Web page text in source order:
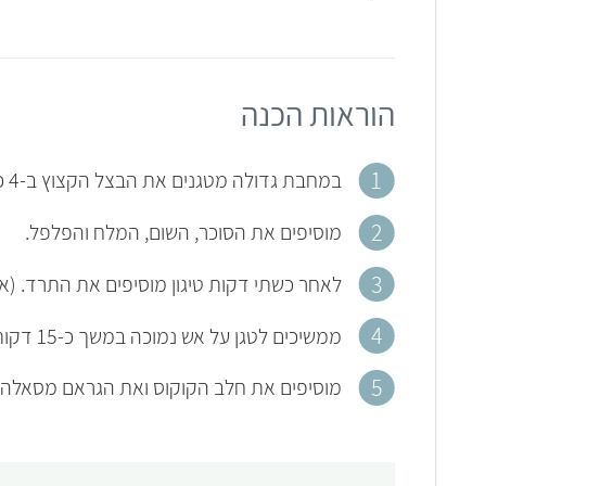
הוראות הכנה
במחבת גדולה מטגנים את הבצל הקצוץ ב-4 כפות שמן זית, עד להזהבה.
מוסיפים את הסוכר, השום, המלח והפלפל.
לאחר כשתי דקות טיגון מוסיפים את התרד.
ממשיכים לטגן על אש נמוכה במשך כ-15 דקות.
מוסיפים את חלב הקוקוס ואת הגראם מסאלה